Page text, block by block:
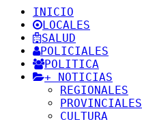
INICIO
LOCALES
SALUD
POLICIALES
POLITICA
+ NOTICIAS
REGIONALES
PROVINCIALES
CULTURA